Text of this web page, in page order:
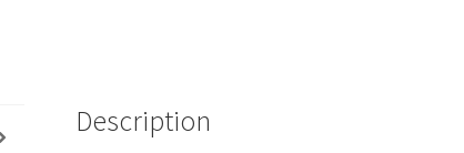
Description